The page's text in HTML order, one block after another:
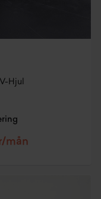
Hjul
mån